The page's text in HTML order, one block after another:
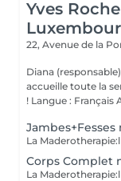
Yves
22, Avenue de la
Diana
accueille toute la
! Langue : Français
Corps Complet